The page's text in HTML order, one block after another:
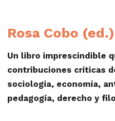
Rosa Cobo (ed.)
Un libro imprescindible
contribuciones críticas
sociología, economía,
pedagogía, derecho y